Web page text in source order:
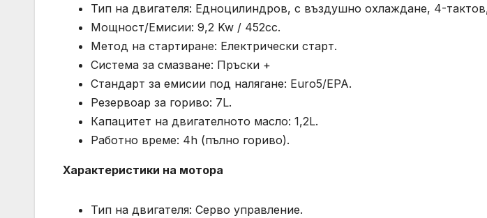
Тип на двигателя: Едноцилиндров, с въздушно охлаждане, 4-
Мощност/Емисии: 9,2 Kw / 452cc.
Метод на стартиране: Електрически старт.
Система за смазване: Пръски +
Стандарт за емисии под налягане: Euro5/EPA.
Резервоар за гориво: 7L.
Капацитет на двигателното масло: 1,2L.
Работно време: 4h (пълно гориво).
Характеристики на мотора
Тип на двигателя: Серво управление.